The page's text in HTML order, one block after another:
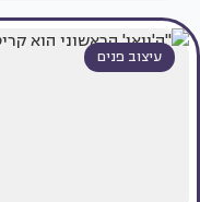
עיצוב פנים